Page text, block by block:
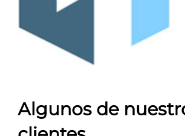
Algunos de